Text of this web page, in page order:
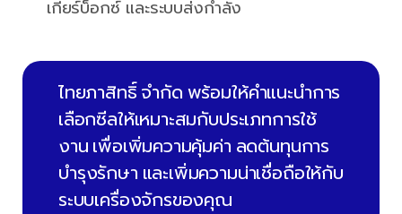
เกียร์บ็อกซ์ และระบบส่งกำลัง
ไทยภาสิทธิ์ จำกัด พร้อมให้คำแนะนำการ
เลือกซีลให้เหมาะสมกับประเภทการใช้
งาน เพื่อเพิ่มความคุ้มค่า ลดต้นทุนการ
บำรุงรักษา และเพิ่มความน่าเชื่อถือให้กับ
ระบบเครื่องจักรของคุณ